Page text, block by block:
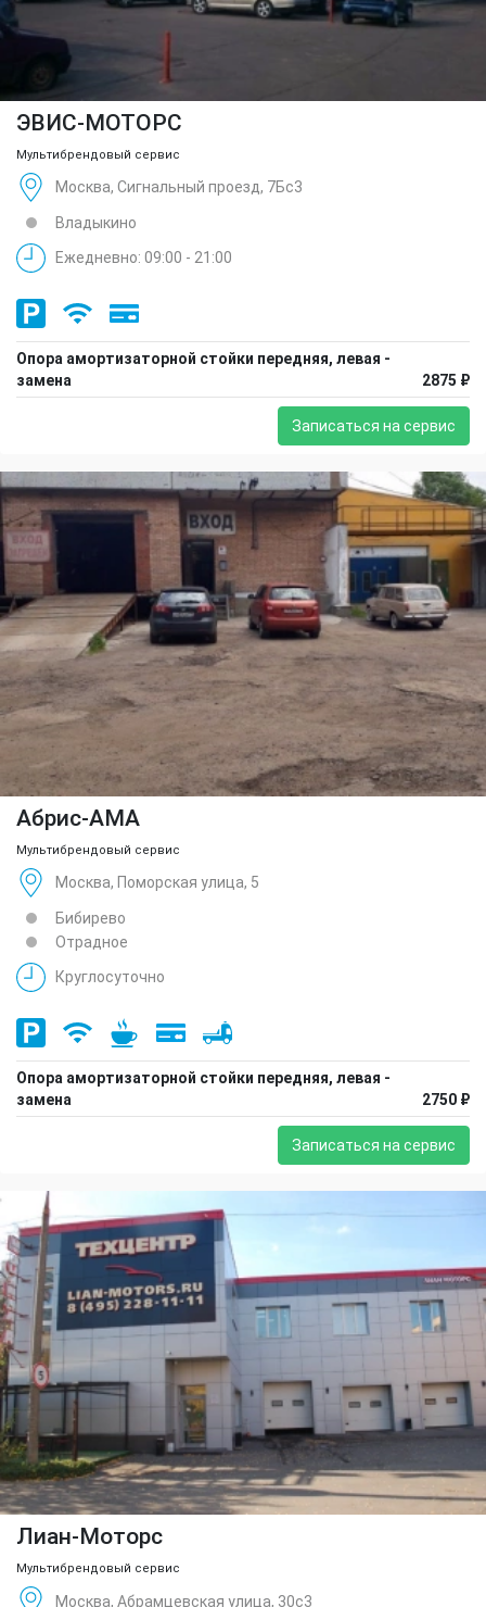
ЭВИС-МОТОРС
Мультибрендовый сервис
Москва, Сигнальный проезд, 7Бс3
Владыкино
Ежедневно: 09:00 - 21:00
Опора амортизаторной стойки передняя, левая -
замена
2875 ₽
Записаться на сервис
Абрис-АМА
Мультибрендовый сервис
Москва, Поморская улица, 5
Бибирево
Отрадное
Круглосуточно
Опора амортизаторной стойки передняя, левая -
замена
2750 ₽
Записаться на сервис
Лиан-Моторс
Мультибрендовый сервис
Москва, Абрамцевская улица, 30с3